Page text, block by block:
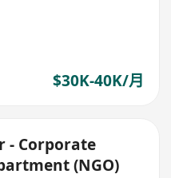
$30K-40K/月
- Corporate
(NGO)